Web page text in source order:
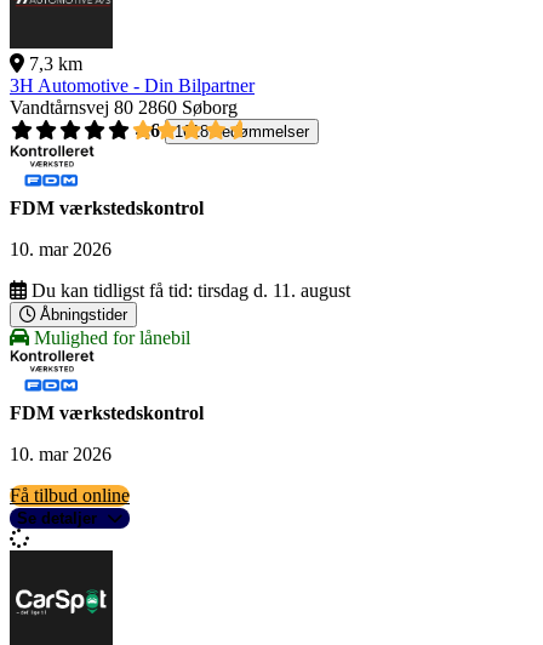
7,3 km
3H Automotive - Din Bilpartner
Vandtårnsvej 80 2860 Søborg
4,6
1618 bedømmelser
FDM værkstedskontrol
10. mar 2026
Du kan tidligst få tid: tirsdag d. 11. august
Åbningstider
Mulighed for lånebil
FDM værkstedskontrol
10. mar 2026
Få tilbud online
Se detaljer